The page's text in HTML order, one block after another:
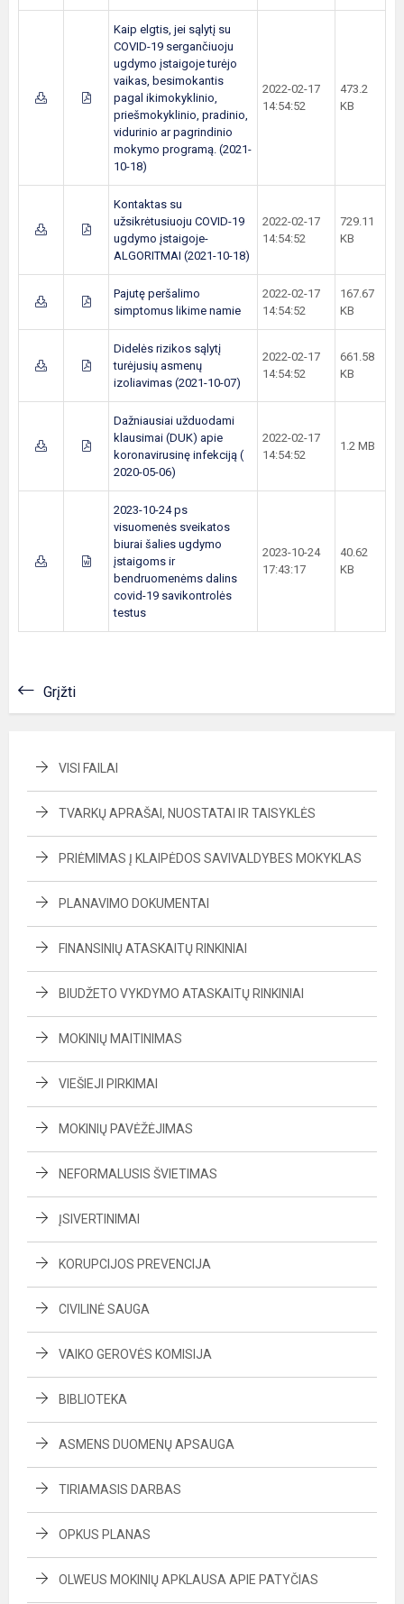
Kaip elgtis, jei sąlytį su
COVID-19 sergančiuoju
ugdymo įstaigoje turėjo
vaikas, besimokantis
pagal ikimokyklinio,
priešmokyklinio, pradinio,
vidurinio ar pagrindinio
mokymo programą. (2021-
10-18)
2022-02-17
14:54:52
473.2
KB
Kontaktas su
užsikrėtusiuoju COVID-19
ugdymo įstaigoje-
ALGORITMAI (2021-10-18)
2022-02-17
14:54:52
729.11
KB
Pajutę peršalimo
simptomus likime namie
2022-02-17
14:54:52
167.67
KB
Didelės rizikos sąlytį
turėjusių asmenų
izoliavimas (2021-10-07)
2022-02-17
14:54:52
661.58
KB
Dažniausiai užduodami
klausimai (DUK) apie
koronavirusinę infekciją (
2020-05-06)
2022-02-17
14:54:52
1.2 MB
2023-10-24 ps
visuomenės sveikatos
biurai šalies ugdymo
įstaigoms ir
bendruomenėms dalins
covid-19 savikontrolės
testus
2023-10-24
17:43:17
40.62
KB
Grįžti
VISI FAILAI
TVARKŲ APRAŠAI, NUOSTATAI IR TAISYKLĖS
PRIĖMIMAS Į KLAIPĖDOS SAVIVALDYBES MOKYKLAS
PLANAVIMO DOKUMENTAI
FINANSINIŲ ATASKAITŲ RINKINIAI
BIUDŽETO VYKDYMO ATASKAITŲ RINKINIAI
MOKINIŲ MAITINIMAS
VIEŠIEJI PIRKIMAI
MOKINIŲ PAVĖŽĖJIMAS
NEFORMALUSIS ŠVIETIMAS
ĮSIVERTINIMAI
KORUPCIJOS PREVENCIJA
CIVILINĖ SAUGA
VAIKO GEROVĖS KOMISIJA
BIBLIOTEKA
ASMENS DUOMENŲ APSAUGA
TIRIAMASIS DARBAS
OPKUS PLANAS
OLWEUS MOKINIŲ APKLAUSA APIE PATYČIAS